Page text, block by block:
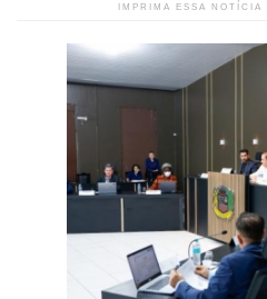
IMPRIMA ESSA NOTÍCIA